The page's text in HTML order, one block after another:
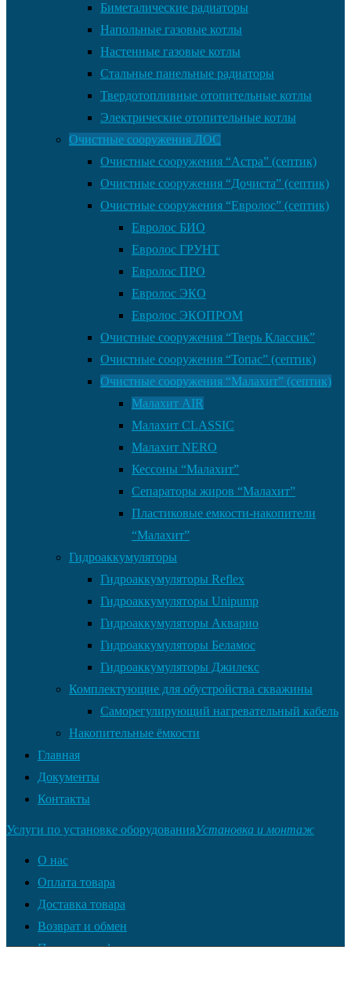
Биметалические радиаторы
Напольные газовые котлы
Настенные газовые котлы
Стальные панельные радиаторы
Твердотопливные отопительные котлы
Электрические отопительные котлы
Очистные сооружения ЛОС
Очистные сооружения “Астра” (септик)
Очистные сооружения “Дочиста” (септик)
Очистные сооружения “Евролос” (септик)
Евролос БИО
Евролос ГРУНТ
Евролос ПРО
Евролос ЭКО
Евролос ЭКОПРОМ
Очистные сооружения “Тверь Классик”
Очистные сооружения “Топас” (септик)
Очистные сооружения “Малахит” (септик)
Малахит AIR
Малахит CLASSIC
Малахит NERO
Кессоны “Малахит”
Сепараторы жиров “Малахит”
Пластиковые емкости-накопители
“Малахит”
Гидроаккумуляторы
Гидроаккумуляторы Reflex
Гидроаккумуляторы Unipump
Гидроаккумуляторы Акварио
Гидроаккумуляторы Беламос
Гидроаккумуляторы Джилекс
Комплектующие для обустройства скважины
Саморегулирующий нагревательный кабель
Накопительные ёмкости
Главная
Документы
Контакты
Услуги по установке оборудованияУстановка и монтаж
О нас
Оплата товара
Доставка товара
Возврат и обмен
Полезная информация